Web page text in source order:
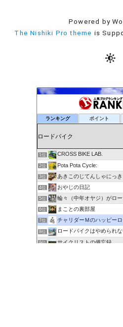
Powered by
The Nishiki Pro theme is
ランキング ポイント
1位 CROSS BIKE LAB.
2位 Pota Pota Cycle:
3位 あきこのじてんしゃにっき
4位 おやじの日記
5位 輪々（中年オヤジ）がロ
6位 まことの裏部屋
7位 チャリダーＭのハッピー
8位 ロードバイクはやめられ
9位 サイクリストの備忘録